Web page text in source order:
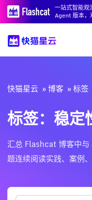
一站式智能
Agent 版本，
快猫星云 博客 标签
标签：稳定
汇总 Flashcat 博客中
题连续阅读实践、案例